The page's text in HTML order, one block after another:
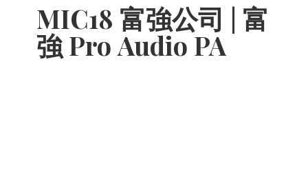
MIC18 富強公司 | 富
強 Pro Audio PA